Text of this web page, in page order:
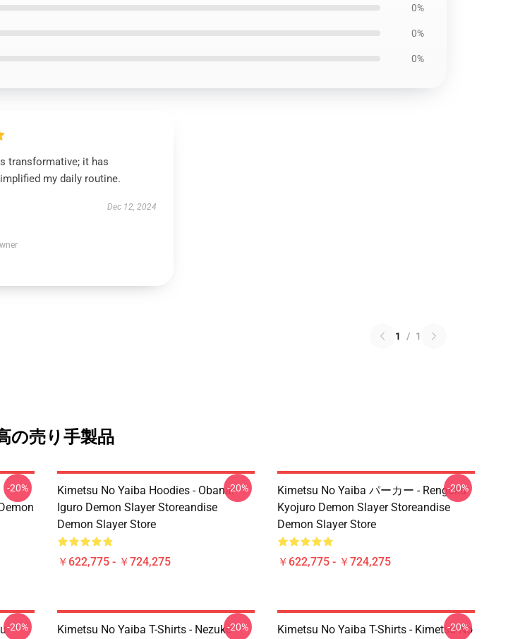
0%
0%
0%
transformative; it has
my daily routine.
Dec 12, 2024
1 / 1
の売り手製品
-20%
Kimetsu No Yaiba Hoodies - Obanai
Iguro Demon Slayer Storeandise
Demon Slayer Store
￥622,775 - ￥724,275
-20%
Kimetsu No Yaiba パーカー - Rengoku
Kyojuro Demon Slayer Storeandise
Demon Slayer Store
￥622,775 - ￥724,275
-20%
-20%
Kimetsu No Yaiba T-Shirts - Nezuko-20%
Kimetsu No Yaiba T-Shirts - Kimetsu No
-20%